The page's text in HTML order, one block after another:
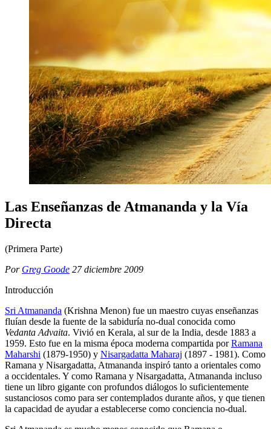
Las Enseñanzas de Atmananda y la Vía
Directa
(Primera Parte)
Por Greg Goode 27 diciembre 2009
Introducción
Sri Atmananda (Krishna Menon) fue un maestro cuyas enseñanzas
fluían desde la fuente de la sabiduría no-dual conocida como
Vedanta Advaita. Vivió en Kerala, al sur de la India, desde 1883 a
1959. Esto fue en la misma época moderna compartida porRamana
Maharshi (1879-1950) y Nisargadatta Maharaj (1897 - 1981). Como
Ramana y Nisargadatta, Atmananda inspiró tanto a orientales como
a occidentales. Y como Ramana y Nisargadatta, Atmananda incluso
tiene un libro gigante con profundos diálogos lo suficientemente
sustanciosos como para ser contemplados durante años, y que tienen
la capacidad de ayudar a establecerse como conciencia no-dual.